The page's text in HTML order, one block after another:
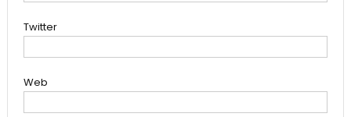
Twitter
Web